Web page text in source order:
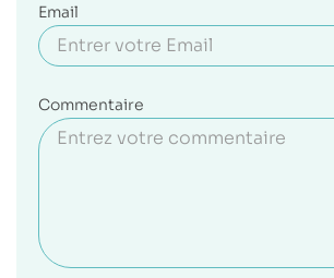
Email
Commentaire